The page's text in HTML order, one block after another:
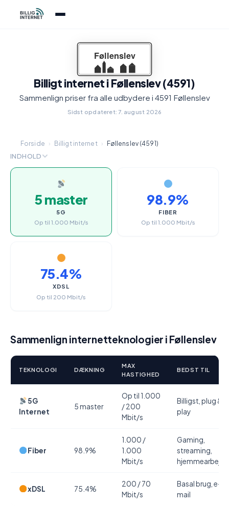
Billigt internet i Føllenslev (4591)
Sammenlign priser fra alle udbydere i 4591 Føllenslev
Sidst opdateret: 7. august 2026
Forside › Billigt internet › Føllenslev (4591)
INDHOLD
5 master
5G
Op til 1.000 Mbit/s
98.9%
FIBER
Op til 1.000 Mbit/s
75.4%
XDSL
Op til 200 Mbit/s
Sammenlign internetteknologier i Føllenslev
TEKNOLOGI DÆKNING
MAX
HASTIGHED
BEDST TIL
5G
Internet
5 master
Op til 1.000
/ 200
Mbit/s
Billigst, plug &
play
Fiber 98.9%
1.000 /
1.000
Mbit/s
Gaming,
streaming,
hjemmearbejde
xDSL 75.4%
200 / 70
Mbit/s
Basal brug, e-
mail